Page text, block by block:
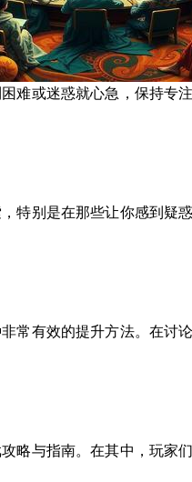
难或迷惑就心急，保持专
特别是在那些让你感到疑
常有效的提升方法。在讨
略与指南。在其中，玩家